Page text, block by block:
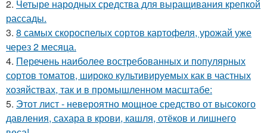
2. Четыре народных средства для выращивания крепкой
рассады.
3. 8 самых скороспелых сортов картофеля, урожай уже
через 2 месяца.
4. Перечень наиболее востребованных и популярных
сортов томатов, широко культивируемых как в частных
хозяйствах, так и в промышленном масштабе:
5. Этот лист - невероятно мощное средство от высокого
давления, сахара в крови, кашля, отёков и лишнего